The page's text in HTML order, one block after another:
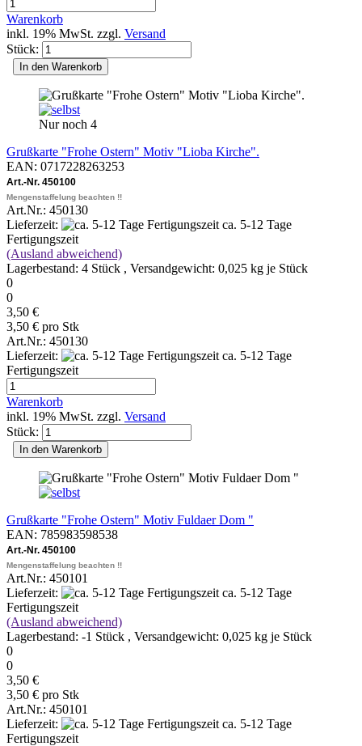
Warenkorb
inkl. 19% MwSt. zzgl. Versand
Stück:
In den Warenkorb
Nur noch 4
Grußkarte "Frohe Ostern" Motiv "Lioba Kirche".
EAN: 0717228263253
Art.-Nr. 450100
Mengenstaffelung beachten !!
Art.Nr.: 450130
Lieferzeit:
ca. 5-12 Tage
Fertigungszeit
(Ausland abweichend)
Lagerbestand: 4 Stück , Versandgewicht: 0,025 kg je Stück
0
0
3,50 €
3,50 € pro Stk
Art.Nr.: 450130
Lieferzeit:
ca. 5-12 Tage
Fertigungszeit
Warenkorb
inkl. 19% MwSt. zzgl. Versand
Stück:
In den Warenkorb
Grußkarte "Frohe Ostern" Motiv Fuldaer Dom "
EAN: 785983598538
Art.-Nr. 450100
Mengenstaffelung beachten !!
Art.Nr.: 450101
Lieferzeit:
ca. 5-12 Tage
Fertigungszeit
(Ausland abweichend)
Lagerbestand: -1 Stück , Versandgewicht: 0,025 kg je Stück
0
0
3,50 €
3,50 € pro Stk
Art.Nr.: 450101
Lieferzeit:
ca. 5-12 Tage
Fertigungszeit